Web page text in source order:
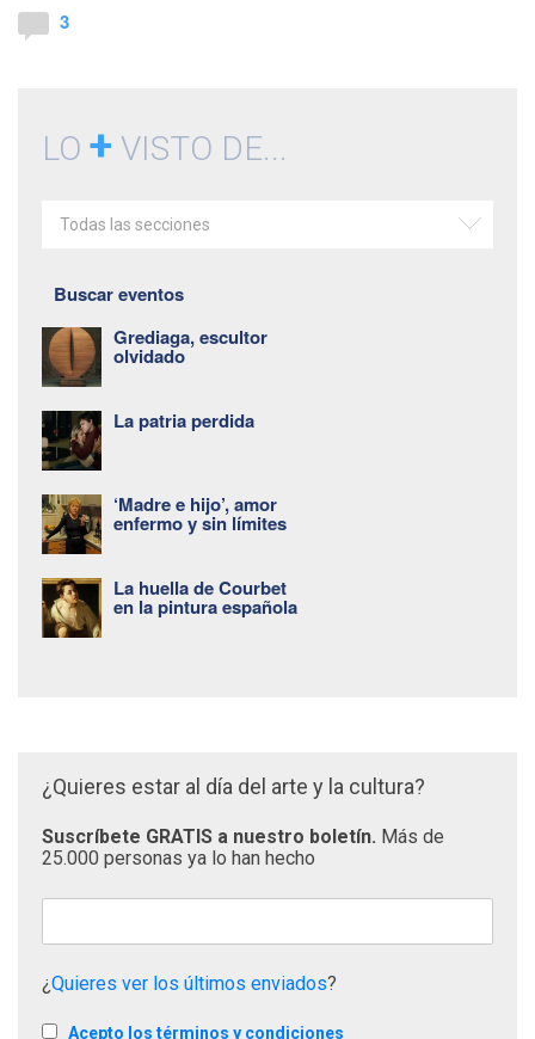
3
LO + VISTO DE...
Todas las secciones
Buscar eventos
Grediaga, escultor
olvidado
La patria perdida
‘Madre e hijo’, amor
enfermo y sin límites
La huella de Courbet
en la pintura española
¿Quieres estar al día del arte y la cultura?
Suscríbete GRATIS a nuestro boletín. Más de
25.000 personas ya lo han hecho
¿Quieres ver los últimos enviados?
Acepto los términos y condiciones